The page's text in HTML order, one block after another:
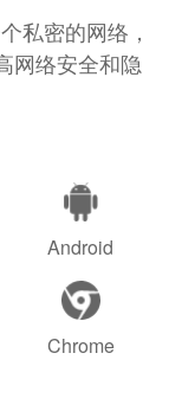
私密的网络，
网络安全和隐
Android
Chrome